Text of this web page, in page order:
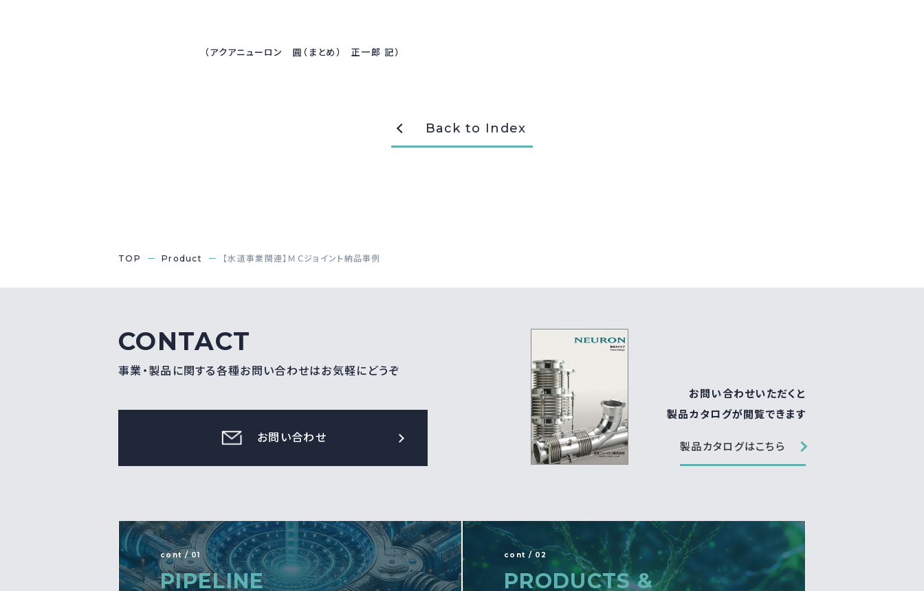
（アクアニューロン 圓（まとめ） 正一郎 記）
Back to Index
TOP Product 【水道事業関連】ＭＣジョイント納品事例
CONTACT
事業・製品に関する各種お問い合わせはお気軽にどうぞ
お問い合わせ
お問い合わせいただくと
製品カタログが閲覧できます
製品カタログはこちら
cont / 01
PIPELINE
cont / 02
PRODUCTS &